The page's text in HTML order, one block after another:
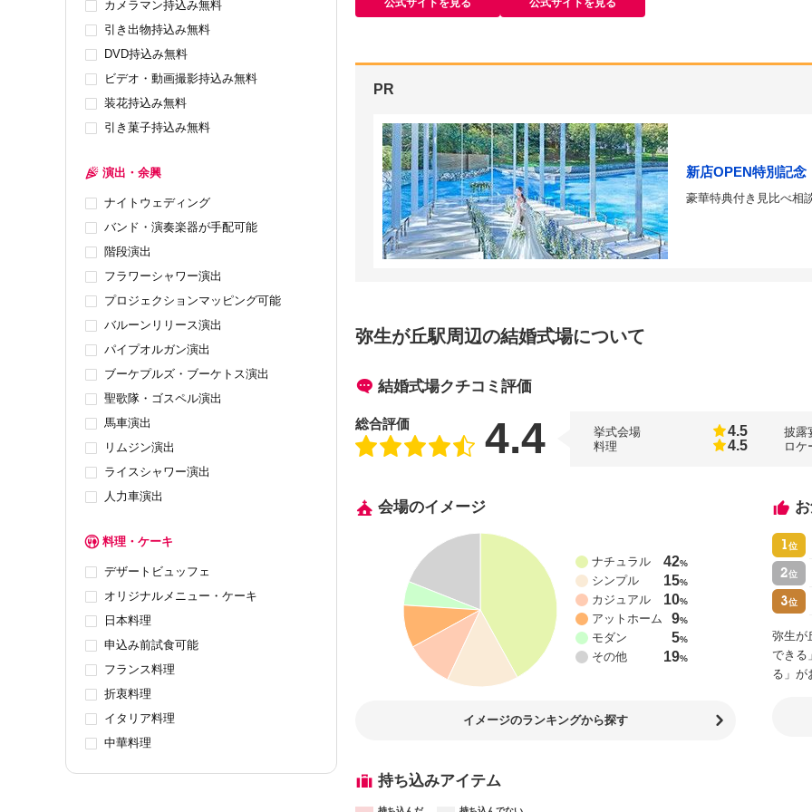
公式サイトを見る 公式サイトを見る
PR
新店OPEN特別記念
豪華特典付き見比べ相
弥生が丘駅周辺の結婚式場について
結婚式場クチコミ評価
総合評価 4.4 挙式会場 4.5
披露
料理
4.5 ロケ
会場のイメージ
ナチュラル 42%
シンプル 15%
カジュアル 10%
アットホーム 9%
モダン 5%
その他 19%
イメージのランキングから探す
1位
2位
3位
弥生が
できる
る」が
持ち込みアイテム
カメラマン持込み無料
引き出物持込み無料
DVD持込み無料
ビデオ・動画撮影持込み無料
装花持込み無料
引き菓子持込み無料
演出・余興
ナイトウェディング
バンド・演奏楽器が手配可能
階段演出
フラワーシャワー演出
プロジェクションマッピング可能
バルーンリリース演出
パイプオルガン演出
ブーケプルズ・ブーケトス演出
聖歌隊・ゴスペル演出
馬車演出
リムジン演出
ライスシャワー演出
人力車演出
料理・ケーキ
デザートビュッフェ
オリジナルメニュー・ケーキ
日本料理
申込み前試食可能
フランス料理
折衷料理
イタリア料理
中華料理